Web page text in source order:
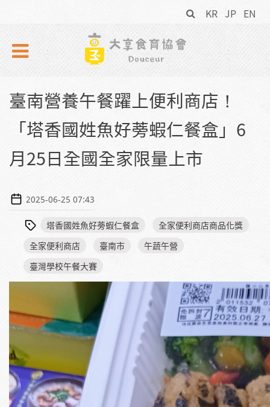
KR JP EN
搜
尋
表
臺南營養午餐躍上便利商店！
「塔香國姓魚好蒡蝦仁餐盒」6
月25日全國全家限量上市
2025-06-25 07:43
塔香國姓魚好蒡蝦仁餐盒
全家便利商店商品化獎
全家便利商店
臺南市
午蔬午營
臺灣學校午餐大賽